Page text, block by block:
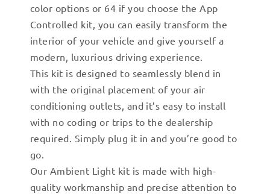
color options or 64 if you choose the App
Controlled kit, you can easily transform the
interior of your vehicle and give yourself a
modern, luxurious driving experience.
This kit is designed to seamlessly blend in
with the original placement of your air
conditioning outlets, and it’s easy to install
with no coding or trips to the dealership
required. Simply plug it in and you’re good to
go.
Our Ambient Light kit is made with high-
quality workmanship and precise attention to